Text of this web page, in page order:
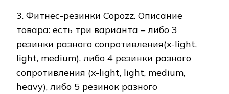
3. Фитнес-резинки Copozz. Описание
товара: есть три варианта – либо 3
резинки разного сопротивления(x-light,
light, medium), либо 4 резинки разного
сопротивления (x-light, light, medium,
heavy), либо 5 резинок разного